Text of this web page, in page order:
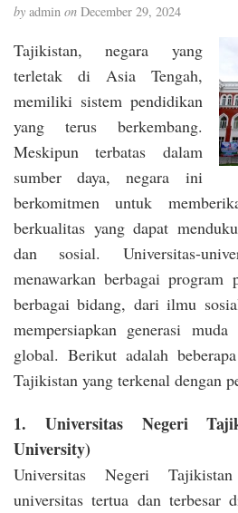
by admin on December 29, 2024
Tajikistan, negara yang
terletak di Asia Tengah,
memiliki sistem pendidikan
yang terus berkembang.
Meskipun terbatas dalam
sumber daya, negara ini
berkomitmen untuk
berkualitas yang dapat
dan sosial. Universitas-
menawarkan berbagai program
berbagai bidang, dari ilmu
mempersiapkan generasi muda
global. Berikut adalah
Tajikistan yang terkenal dengan
1. Universitas Negeri
University)
Universitas Negeri
universitas tertua dan terbesar